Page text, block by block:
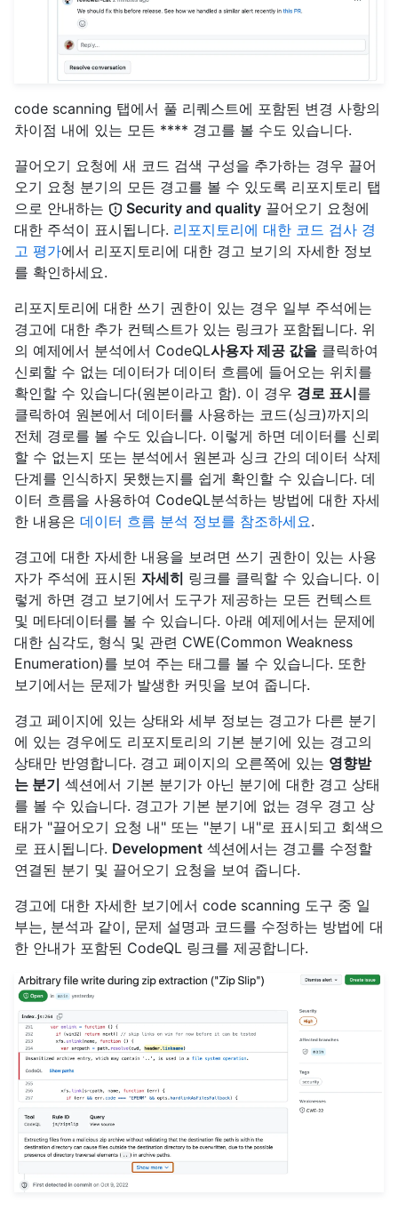
code scanning 탭에서 풀 리퀘스트에 포함된 변경 사항의
차이점 내에 있는 모든 **** 경고를 볼 수도 있습니다.
끌어오기 요청에 새 코드 검색 구성을 추가하는 경우 끌어
오기 요청 분기의 모든 경고를 볼 수 있도록 리포지토리 탭
으로 안내하는
Security and quality 끌어오기 요청에
대한 주석이 표시됩니다. 리포지토리에 대한 코드 검사 경
고 평가에서 리포지토리에 대한 경고 보기의 자세한 정보
를 확인하세요.
리포지토리에 대한 쓰기 권한이 있는 경우 일부 주석에는
경고에 대한 추가 컨텍스트가 있는 링크가 포함됩니다. 위
의 예제에서 분석에서 CodeQL사용자 제공 값을 클릭하여
신뢰할 수 없는 데이터가 데이터 흐름에 들어오는 위치를
확인할 수 있습니다(원본이라고 함). 이 경우 경로 표시를
클릭하여 원본에서 데이터를 사용하는 코드(싱크)까지의
전체 경로를 볼 수도 있습니다. 이렇게 하면 데이터를 신뢰
할 수 없는지 또는 분석에서 원본과 싱크 간의 데이터 삭제
단계를 인식하지 못했는지를 쉽게 확인할 수 있습니다. 데
이터 흐름을 사용하여 CodeQL분석하는 방법에 대한 자세
한 내용은 데이터 흐름 분석 정보를 참조하세요.
경고에 대한 자세한 내용을 보려면 쓰기 권한이 있는 사용
자가 주석에 표시된 자세히 링크를 클릭할 수 있습니다. 이
렇게 하면 경고 보기에서 도구가 제공하는 모든 컨텍스트
및 메타데이터를 볼 수 있습니다. 아래 예제에서는 문제에
대한 심각도, 형식 및 관련 CWE(Common Weakness
Enumeration)를 보여 주는 태그를 볼 수 있습니다. 또한
보기에서는 문제가 발생한 커밋을 보여 줍니다.
경고 페이지에 있는 상태와 세부 정보는 경고가 다른 분기
에 있는 경우에도 리포지토리의 기본 분기에 있는 경고의
상태만 반영합니다. 경고 페이지의 오른쪽에 있는 영향받
는 분기 섹션에서 기본 분기가 아닌 분기에 대한 경고 상태
를 볼 수 있습니다. 경고가 기본 분기에 없는 경우 경고 상
태가 "끌어오기 요청 내" 또는 "분기 내"로 표시되고 회색으
로 표시됩니다. Development 섹션에서는 경고를 수정할
연결된 분기 및 끌어오기 요청을 보여 줍니다.
경고에 대한 자세한 보기에서 code scanning 도구 중 일
부는, 분석과 같이, 문제 설명과 코드를 수정하는 방법에 대
한 안내가 포함된 CodeQL 링크를 제공합니다.